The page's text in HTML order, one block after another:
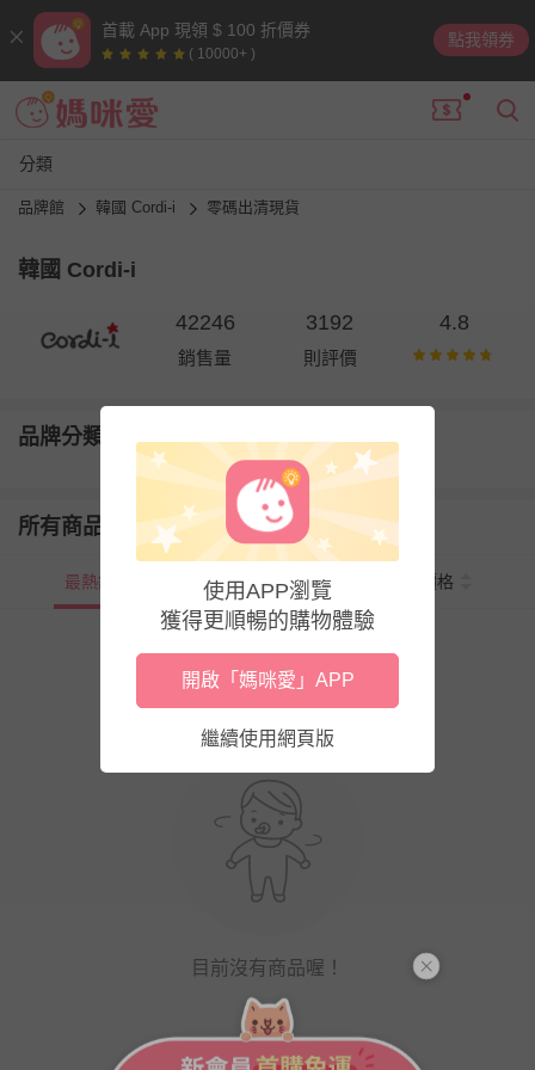
首載 App 現領 $ 100 折價券
( 10000+ )
點我領券
分類
品牌館 韓國 Cordi-i 零碼出清現貨
韓國 Cordi-i
42246
銷售量
3192
則評價
4.8
品牌分類
所有商品
最熱銷 新上市 價格
目前沒有商品喔！
使用APP瀏覽
獲得更順暢的購物體驗
開啟「媽咪愛」APP
繼續使用網頁版